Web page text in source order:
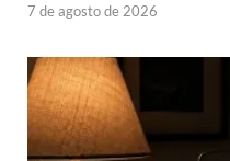
7 de agosto de 2026